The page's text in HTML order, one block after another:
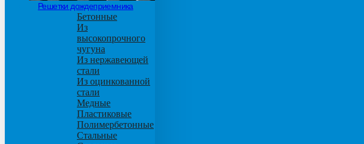
Решетки дождеприемника
Бетонные
Из
высокопрочного
чугуна
Из нержавеющей
стали
Из оцинкованной
стали
Медные
Пластиковые
Полимербетонные
Стальные